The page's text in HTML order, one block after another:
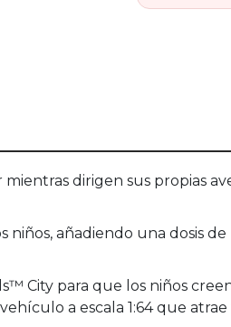
dirigen sus propias
añadiendo una dosis de
City para que los niños
a escala 1:64 que